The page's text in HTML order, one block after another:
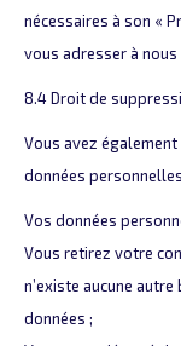
nécessaires à son «
vous adresser à
8.4 Droit de
Vous avez
données
Vos données
Vous retirez votre
n’existe aucune
données ;